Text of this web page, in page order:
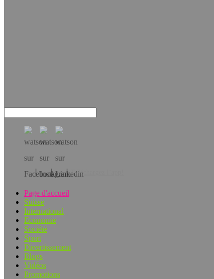
Téléchargez l’app!
Page d'accueil
Suisse
International
Economie
Société
Sport
Divertissement
Blogs
Vidéos
Promotions